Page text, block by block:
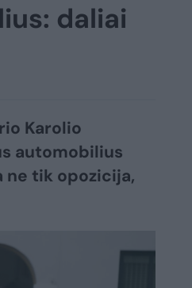
daliai
Karolio
automobilius
ne tik opozicija,